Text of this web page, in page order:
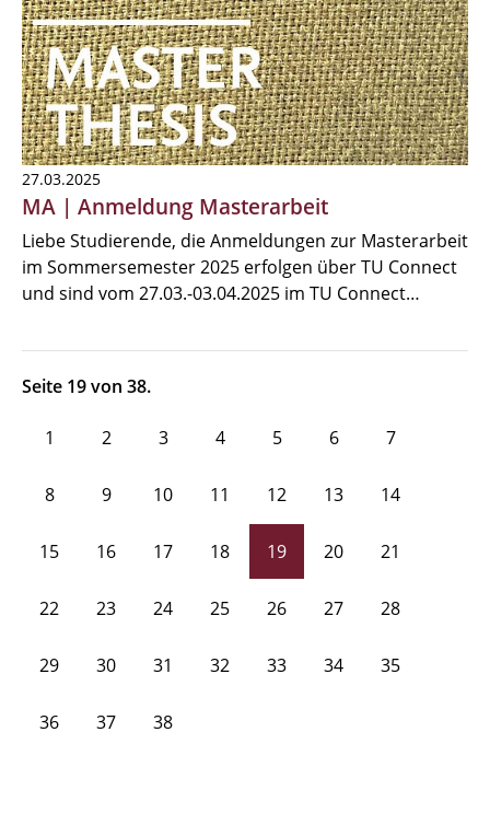
27.03.2025
MA | Anmeldung Masterarbeit
Liebe Studierende, die Anmeldungen zur Masterarbeit
im Sommersemester 2025 erfolgen über TU Connect
und sind vom 27.03.-03.04.2025 im TU Connect…
Seite 19 von 38.
1 2 3 4 5 6 7
8 9 10 11 12 13 14
15 16 17 18 19 20 21
22 23 24 25 26 27 28
29 30 31 32 33 34 35
36 37 38